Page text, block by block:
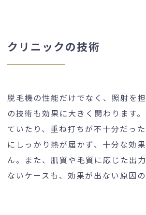
クリニックの技術
脱毛機の性能だけでなく、照射を
の技術も効果に大きく関わります
ていたり、重ね打ちが不十分だっ
にしっかり熱が届かず、十分な効
ん。また、肌質や毛質に応じた出
ないケースも、効果が出ない原因の